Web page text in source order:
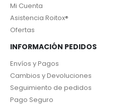
Mi Cuenta
Asistencia Roitox®
Ofertas
INFORMACIÓN PEDIDOS
Envíos y Pagos
Cambios y Devoluciones
Seguimiento de pedidos
Pago Seguro